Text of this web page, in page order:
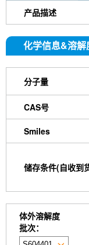
产品描述
化学信息&溶解
分子量
CAS号
Smiles
储存条件(自收到
体外溶解度
批次：